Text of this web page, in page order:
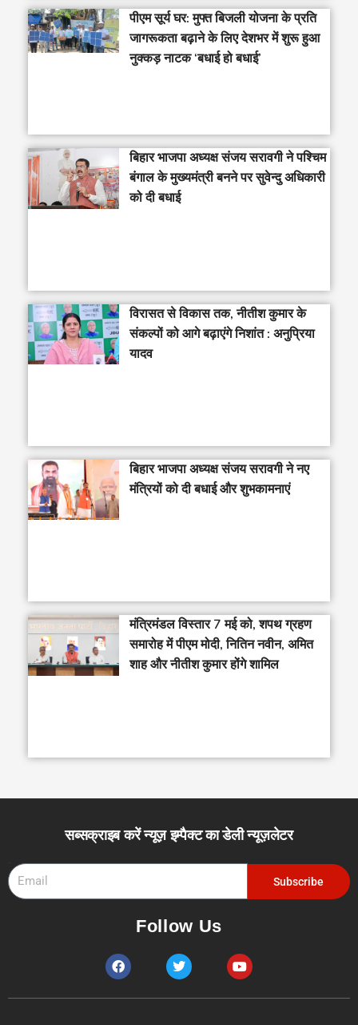
पीएम सूर्य घर: मुफ्त बिजली योजना के प्रति
जागरूकता बढ़ाने के लिए देशभर में शुरू हुआ
नुक्कड़ नाटक ‘बधाई हो बधाई’
‎बिहार भाजपा अध्यक्ष संजय सरावगी ने पश्चिम
बंगाल के मुख्यमंत्री बनने पर सुवेन्दु अधिकारी
को दी बधाई
विरासत से विकास तक, नीतीश कुमार के
संकल्पों को आगे बढ़ाएंगे निशांत : अनुप्रिया
यादव
बिहार भाजपा अध्यक्ष संजय सरावगी ने नए
मंत्रियों को दी बधाई और शुभकामनाएं
मंत्रिमंडल विस्तार 7 मई को, शपथ ग्रहण
समारोह में पीएम मोदी, नितिन नवीन, अमित
शाह और नीतीश कुमार होंगे शामिल
सब्सक्राइब करें न्यूज़ इम्पैक्ट का डेली न्यूज़लेटर
Subscribe
Follow Us
F
a
e
T
w
t
Y
o
t